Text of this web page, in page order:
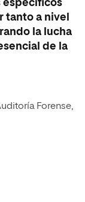
específicos
tanto a nivel
la lucha
de la
Forense,